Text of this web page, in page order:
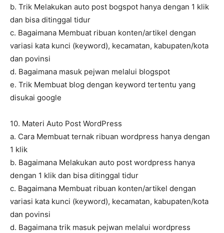
b. Trik Melakukan auto post bogspot hanya dengan 1 klik
dan bisa ditinggal tidur
c. Bagaimana Membuat ribuan konten/artikel dengan
variasi kata kunci (keyword), kecamatan, kabupaten/kota
dan povinsi
d. Bagaimana masuk pejwan melalui blogspot
e. Trik Membuat blog dengan keyword tertentu yang
disukai google
10. Materi Auto Post WordPress
a. Cara Membuat ternak ribuan wordpress hanya dengan
1 klik
b. Bagaimana Melakukan auto post wordpress hanya
dengan 1 klik dan bisa ditinggal tidur
c. Bagaimana Membuat ribuan konten/artikel dengan
variasi kata kunci (keyword), kecamatan, kabupaten/kota
dan povinsi
d. Bagaimana trik masuk pejwan melalui wordpress